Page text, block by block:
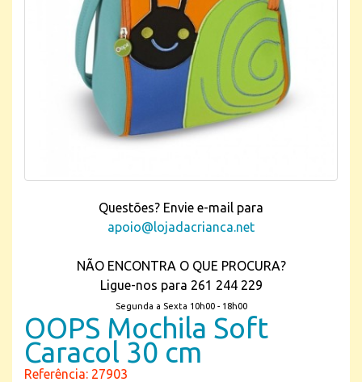
Questões? Envie e-mail para
apoio@lojadacrianca.net
NÃO ENCONTRA O QUE PROCURA?
Ligue-nos para 261 244 229
Segunda a Sexta 10h00 - 18h00
OOPS Mochila Soft
Caracol 30 cm
Referência: 27903